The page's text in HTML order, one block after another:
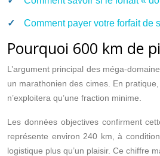
Comment payer votre forfait de
Pourquoi 600 km de
L’argument principal des méga-
un marathonien des cimes. En
n’exploitera qu’une fraction minime.
Les données objectives confirment
représente environ 240 km, à
logistique plus qu’un plaisir. Ce chiffre